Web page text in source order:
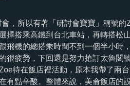
會，所以有著「研討會寶寶」稱號
擇搭乘高鐵到台北車站，再轉搭松
飛機的總搭乘時間不到一個半小時
很疲勞，下回還是努力搶訂太魯閣
待在飯店裡活動，原本我帶了兩
有點辛酸。整體來說，美侖飯店的